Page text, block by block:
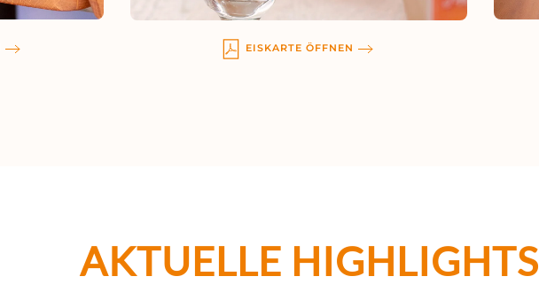
EISKARTE ÖFFNEN
AKTUELLE HIGHLIGHTS